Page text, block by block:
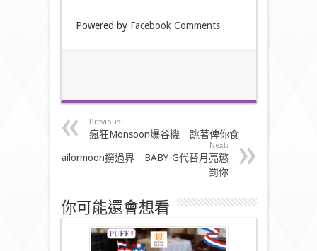
Powered by Facebook Comments
Previous:
瘋狂Monsoon爆谷機 跳著俾你食
Next:
Sailormoon撈過界 BABY-G代替月亮懲
罰你
你可能還會想看